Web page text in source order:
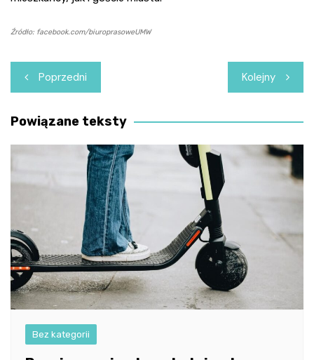
Źródło: facebook.com/biuroprasoweUMW
Nawigacja
wpisu
Poprzedni Kolejny
Powiązane teksty
Bez kategorii